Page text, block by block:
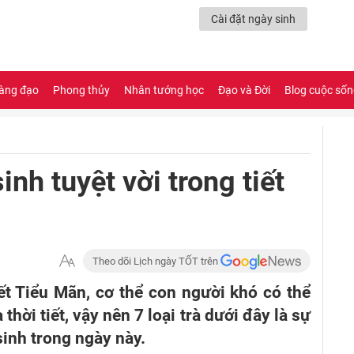
Cài đặt ngày sinh
đạo Phong thủy Nhân tướng học Đạo và Đời Blog cuộc
tuyệt vời trong tiết
Theo dõi Lịch ngày TỐT trên
Tiểu Mãn, cơ thể con người khó có thể
tiết, vậy nên 7 loại trà dưới đây là sự
trong ngày này.